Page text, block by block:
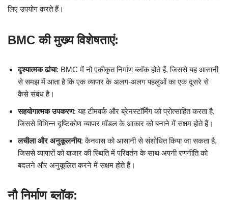
लिए उपयोग करते हैं।
BMC की मुख्य विशेषताएं:
दृश्यात्मक ढांचा: BMC में नौ एकीकृत निर्माण ब्लॉक होते हैं, जिससे यह आसानी
से समझ में आता है कि एक व्यापार के अलग-अलग पहलुओं का एक दूसरे से
कैसे संबंध है।
सहयोगात्मक उपकरण: यह टीमवर्क और ब्रेनस्टॉर्मिंग को प्रोत्साहित करता है,
जिससे विभिन्न दृष्टिकोण व्यापार मॉडल के आकार को बनाने में सक्षम होते हैं।
लचीला और अनुकूलनीय: कैनवास को आसानी से संशोधित किया जा सकता है,
जिससे व्यापारों को बाजार की स्थिति में परिवर्तन के साथ अपनी रणनीति को
बदलने और अनुकूलित करने में सक्षम होते हैं।
नौ निर्माण ब्लॉक: